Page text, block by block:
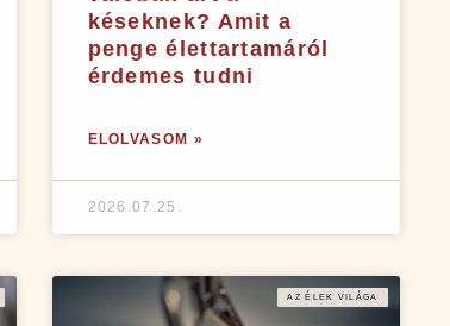
késeknek? Amit a
penge élettartamáról
érdemes tudni
ELOLVASOM »
2026.07.25.
AZ ÉLEK VILÁGA